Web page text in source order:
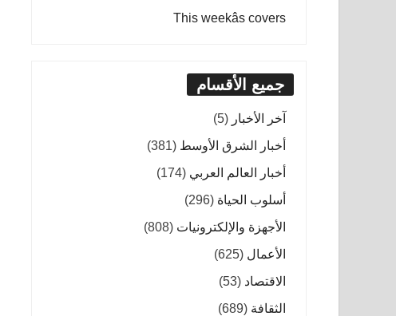
This weekâs covers
جميع الأقسام
آخر الأخبار (5)
أخبار الشرق الأوسط (381)
أخبار العالم العربي (174)
أسلوب الحياة (296)
الأجهزة والإلكترونيات (808)
الأعمال (625)
الاقتصاد (53)
الثقافة (689)